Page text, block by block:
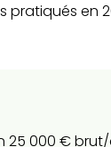
pratiqués en
25 000 € brut/